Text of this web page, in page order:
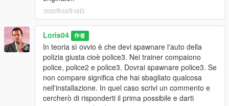
2020年03月18日
Loris04 作者
In teoria sì ovvio è che devi spawnare l'auto della
polizia giusta cioè police3. Nei trainer compaiono
police, police2 e police3. Dovrai spawnare police3. Se
non compare significa che hai sbagliato qualcosa
nell'installazione. In quel caso scrivi un commento e
cercherò di risponderti il prima possibile e darti